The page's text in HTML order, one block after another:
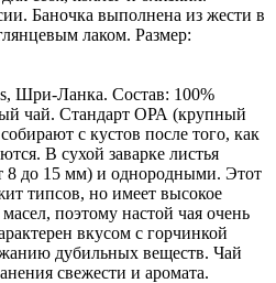
Баночка выполнена из жести в
лаком. Размер:
Шри-Ланка. Состав: 100%
чай. Стандарт ОРА (крупный
с кустов после того, как
В сухой заварке листья
до 15 мм) и однородными. Этот
типсов, но имеет высокое
поэтому настой чая очень
вкусом с горчинкой
дубильных веществ. Чай
свежести и аромата.